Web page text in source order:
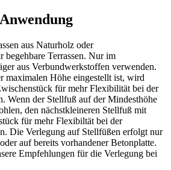
aus Naturholz oder
Terrassen. Nur im
aus Verbundwerkstoffen verwenden.
maximalen Höhe eingestellt ist, wird
für mehr Flexibilität bei der
Wenn der Stellfuß auf der Mindesthöhe
den nächstkleineren Stellfuß mit
für mehr Flexibiltät bei der
Die Verlegung auf Stellfüßen erfolgt nur
auf bereits vorhandener Betonplatte.
Empfehlungen für die Verlegung bei